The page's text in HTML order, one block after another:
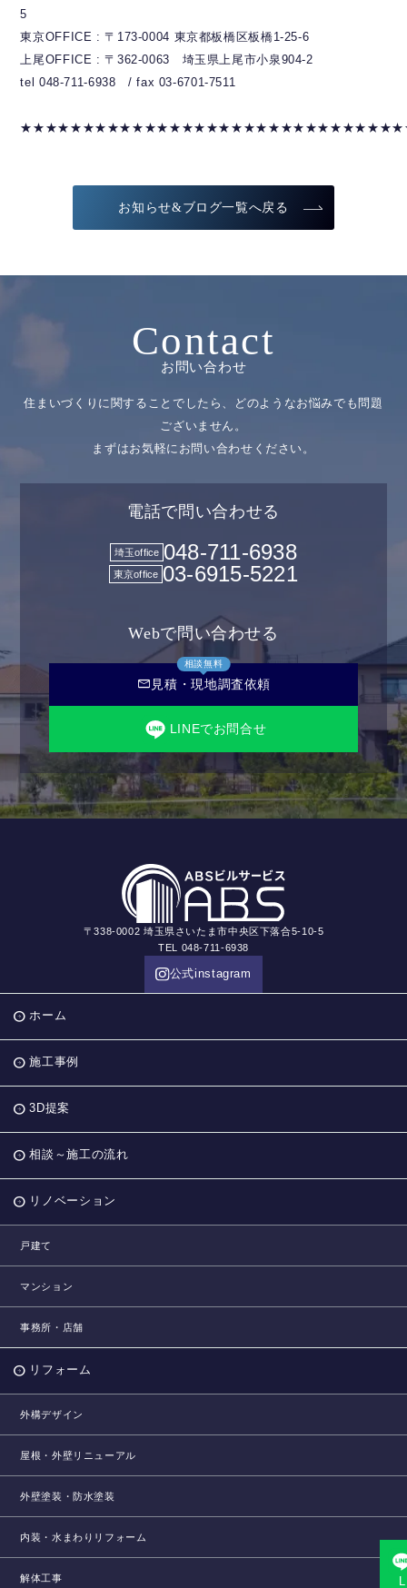
5
東京OFFICE : 〒173-0004 東京都板橋区板橋1-25-6
上尾OFFICE : 〒362-0063 埼玉県上尾市小泉904-2
tel 048-711-6938 / fax 03-6701-7511
お知らせ&ブログ一覧へ戻る
Contact
お問い合わせ
住まいづくりに関することでしたら、どのようなお悩みでも問題
ございません。
まずはお気軽にお問い合わせください。
電話で問い合わせる
埼玉office 048-711-6938
東京office 03-6915-5221
Webで問い合わせる
相談無料
mail見積・現地調査依頼
LINEでお問合せ
〒338-0002 埼玉県さいたま市中央区下落合5-10-5
TEL 048-711-6938
公式instagram
ホーム
施工事例
3D提案
相談～施工の流れ
リノベーション
戸建て
マンション
事務所・店舗
リフォーム
外構デザイン
屋根・外壁リニューアル
外壁塗装・防水塗装
内装・水まわりリフォーム
解体工事